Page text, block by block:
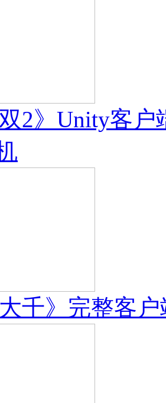
双2》Unity客
大千》完整客